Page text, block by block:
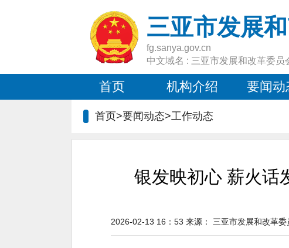
三亚市发展
fg.sanya.gov.cn
中文域名 : 三亚市发展和改革委员
首页 机构介绍 要闻动
首页>要闻动态>工作动态
银发映初心 薪火
2026-02-13 16：53 来源： 三亚市发展和改革委